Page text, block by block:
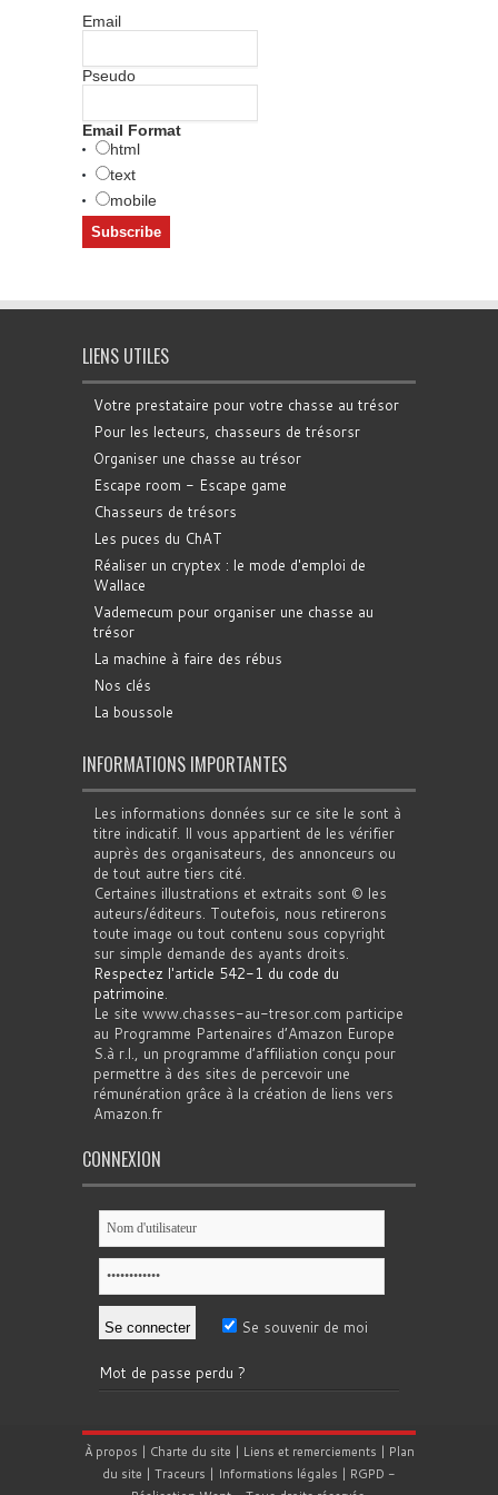
Email
Pseudo
Email Format
html
text
mobile
LIENS UTILES
Votre prestataire pour votre chasse au trésor
Pour les lecteurs, chasseurs de trésorsr
Organiser une chasse au trésor
Escape room - Escape game
Chasseurs de trésors
Les puces du ChAT
Réaliser un cryptex : le mode d'emploi de
Wallace
Vademecum pour organiser une chasse au
trésor
La machine à faire des rébus
Nos clés
La boussole
INFORMATIONS IMPORTANTES
Les informations données sur ce site le sont à
titre indicatif. Il vous appartient de les vérifier
auprès des organisateurs, des annonceurs ou
de tout autre tiers cité.
Certaines illustrations et extraits sont © les
auteurs/éditeurs. Toutefois, nous retirerons
toute image ou tout contenu sous copyright
sur simple demande des ayants droits.
Respectez l'article 542-1 du code du
patrimoine.
Le site www.chasses-au-tresor.com participe
au Programme Partenaires d’Amazon Europe
S.à r.l., un programme d’affiliation conçu pour
permettre à des sites de percevoir une
rémunération grâce à la création de liens vers
Amazon.fr
CONNEXION
Se souvenir de moi
Mot de passe perdu ?
À propos | Charte du site | Liens et remerciements | Plan
du site | Traceurs | Informations légales | RGPD -